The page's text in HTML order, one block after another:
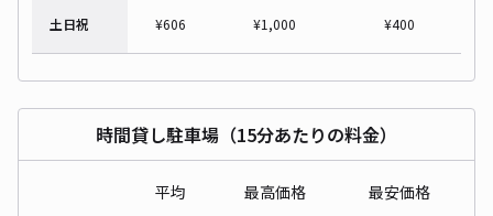
土日祝 ¥606 ¥1,000 ¥400
時間貸し駐車場（15分あたりの料金）
平均 最高価格 最安価格